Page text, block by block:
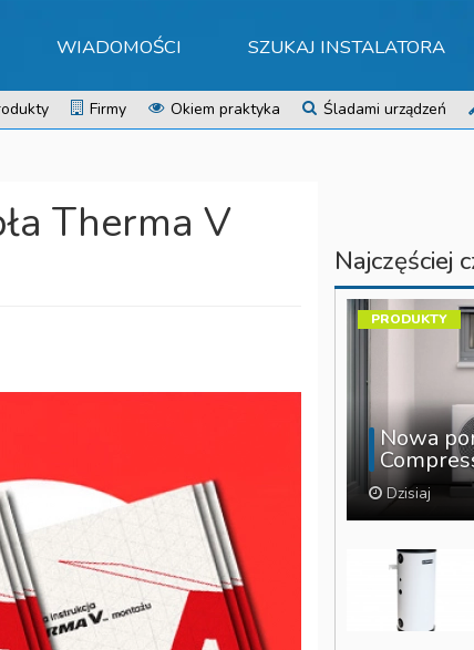
WIADOMOŚCI SZUKAJ INSTALATORA
Firmy Okiem praktyka Śladami urządzeń
Therma V
Najczęściej
Nowa
Dzisiaj
PRODUKTY